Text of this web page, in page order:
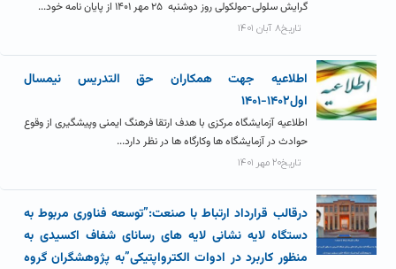
گرایش سلولی-مولکولی روز دوشنبه ۲۵ مهر ۱۴۰۱ از پایان نامه خود...
تاریخ۸ آبان ۱۴۰۱
اطلاعیه جهت همکاران حق التدریس نیمسال
اول۱۴۰۲-۱۴۰۱
اطلاعیه آزمایشگاه مرکزی با هدف ارتقا فرهنگ ایمنی وپیشگیری از وقوع
حوادث در آزمایشگاه ها وکارگاه ها در نظر دارد...
تاریخ۲۰ مهر ۱۴۰۱
درقالب قرارداد ارتباط با صنعت:”توسعه فناوری مربوط به
دستگاه لایه نشانی لایه های رسانای شفاف اکسیدی به
منظور کاربرد در ادوات الکترواپتیکی”به پژوهشگران گروه